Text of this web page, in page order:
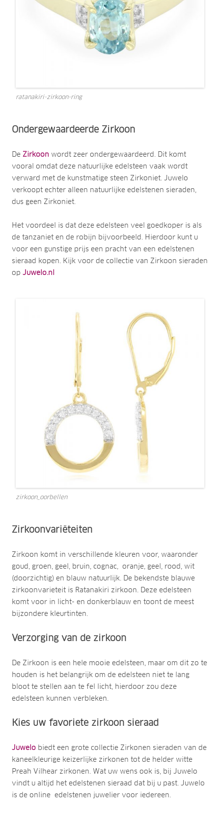
ratanakiri-zirkoon-ring
Ondergewaardeerde Zirkoon
De Zirkoon wordt zeer ondergewaardeerd. Dit komt
vooral omdat deze natuurlijke edelsteen vaak wordt
verward met de kunstmatige steen Zirkoniet. Juwelo
verkoopt echter alleen natuurlijke edelstenen sieraden,
dus geen Zirkoniet.
Het voordeel is dat deze edelsteen veel goedkoper is als
de tanzaniet en de robijn bijvoorbeeld. Hierdoor kunt u
voor een gunstige prijs een pracht van een edelstenen
sieraad kopen. Kijk voor de collectie van Zirkoon sieraden
op Juwelo.nl
zirkoon_oorbellen
Zirkoonvariëteiten
Zirkoon komt in verschillende kleuren voor, waaronder
goud, groen, geel, bruin, cognac, oranje, geel, rood, wit
(doorzichtig) en blauw natuurlijk. De bekendste blauwe
zirkoonvarieteit is Ratanakiri zirkoon. Deze edelsteen
komt voor in licht- en donkerblauw en toont de meest
bijzondere kleurtinten.
Verzorging van de zirkoon
De Zirkoon is een hele mooie edelsteen, maar om dit zo te
houden is het belangrijk om de edelsteen niet te lang
bloot te stellen aan te fel licht, hierdoor zou deze
edelsteen kunnen verbleken.
Kies uw favoriete zirkoon sieraad
Juwelo biedt een grote collectie Zirkonen sieraden van de
kaneelkleurige keizerlijke zirkonen tot de helder witte
Preah Vilhear zirkonen. Wat uw wens ook is, bij Juwelo
vindt u altijd het edelstenen sieraad dat bij u past. Juwelo
is de online edelstenen juwelier voor iedereen.